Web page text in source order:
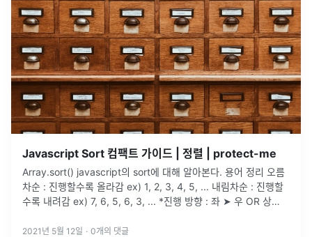
Javascript Sort 컴팩트 가이드 | 정렬 | protect-me
Array.sort() javascript의 sort에 대해 알아본다. 용어 정리 오름
차순 : 진행할수록 올라감 ex) 1, 2, 3, 4, 5, ... 내림차순 : 진행할
수록 내려감 ex) 7, 6, 5, 6, 3, ... *진행 방향 : 좌 ➤ 우 OR 상
2021년 5월 12일 · 0개의 댓글